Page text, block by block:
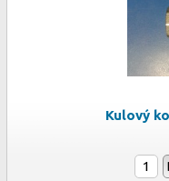
Kulový